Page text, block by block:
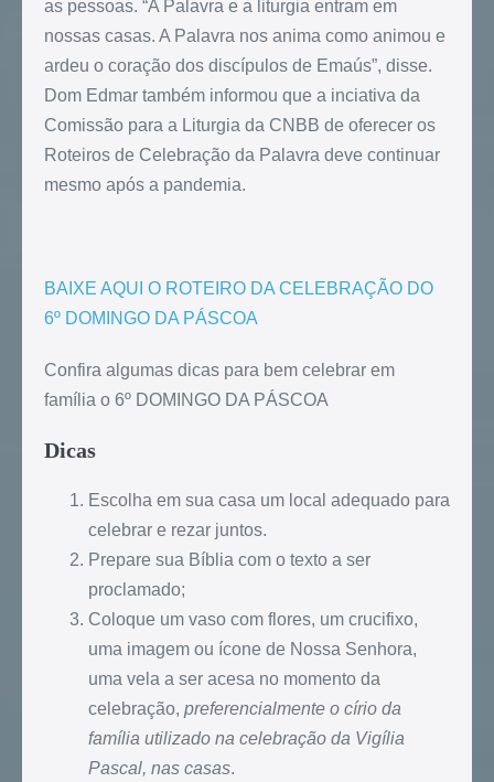
as pessoas. “A Palavra e a liturgia entram em
nossas casas. A Palavra nos anima como animou e
ardeu o coração dos discípulos de Emaús”, disse.
Dom Edmar também informou que a inciativa da
Comissão para a Liturgia da CNBB de oferecer os
Roteiros de Celebração da Palavra deve continuar
mesmo após a pandemia.
BAIXE AQUI O ROTEIRO DA CELEBRAÇÃO DO
6º DOMINGO DA PÁSCOA
Confira algumas dicas para bem celebrar em
família o 6º DOMINGO DA PÁSCOA
Dicas
Escolha em sua casa um local adequado para
celebrar e rezar juntos.
Prepare sua Bíblia com o texto a ser
proclamado;
Coloque um vaso com flores, um crucifixo,
uma imagem ou ícone de Nossa Senhora,
uma vela a ser acesa no momento da
celebração, preferencialmente o círio da
família utilizado na celebração da Vigília
Pascal, nas casas.